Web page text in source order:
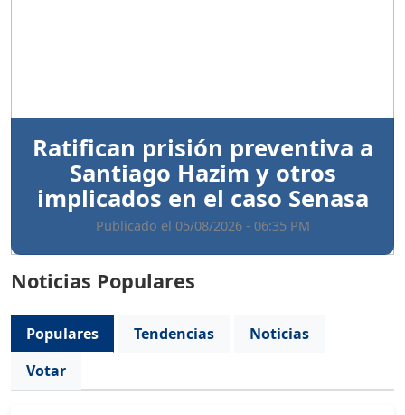
Ratifican prisión preventiva a
Santiago Hazim y otros
implicados en el caso Senasa
Publicado el 05/08/2026 - 06:35 PM
Noticias Populares
Populares Tendencias
Noticias
Votar